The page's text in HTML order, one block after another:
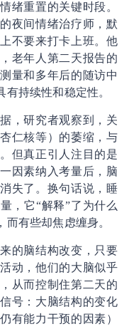
绪重置的关键时段。
夜间情绪治疗师，默
不要来打卡上班。他
老年人第二天报告的
量和多年后的随访中
持续性和稳定性。
，研究者观察到，关
仁核等）的萎缩，与
但真正引人注目的是
因素纳入考量后，脑
失了。换句话说，睡
，它“解释”了为什么
有些却焦虑缠身。
的脑结构改变，只要
动，他们的大脑似乎
从而控制住第二天的
号：大脑结构的变化
有能力干预的因素）